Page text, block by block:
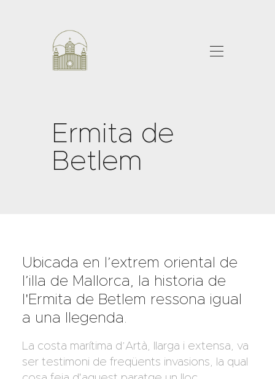
Ermita de
Betlem
ACCIONS
CONTACTE
Ubicada en l’extrem oriental de
l’illa de Mallorca, la historia de
l'Ermita de Betlem ressona igual
a una llegenda.
La costa marítima d’Artà, llarga i extensa, va
ser testimoni de freqüents invasions, la qual